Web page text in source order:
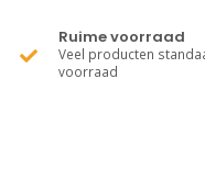
Ruime voorraad
Veel producten
voorraad